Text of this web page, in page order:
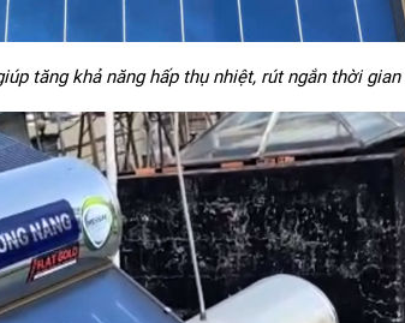
tăng khả năng hấp thụ nhiệt, rút ngắn thời